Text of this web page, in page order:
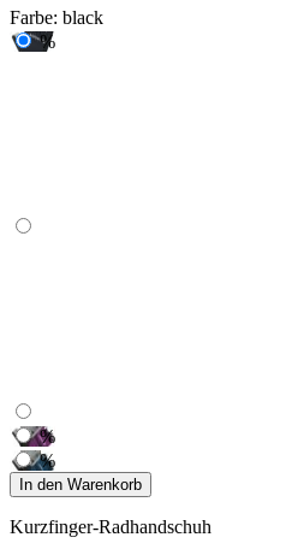
Farbe: black
%
%
%
In den Warenkorb
Kurzfinger-Radhandschuh